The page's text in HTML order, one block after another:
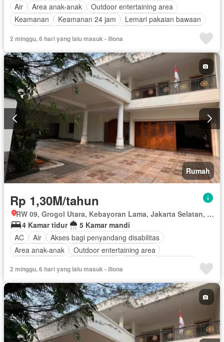
Air
Area anak-anak
Outdoor entertaining area
Keamanan
Keamanan 24 jam
Lemari pakaian bawaan
Televisi
Garasi
Teras Halaman
2 minggu, 6 hari yang lalu masuk - illona
Rumah
Rp 1,30M/tahun
RW 09, Grogol Utara, Kebayoran Lama, Jakarta Selatan, Daerah Khusus Ibukota Jakarta
4 Kamar tidur
5 Kamar mandi
AC
Air
Akses bagi penyandang disabilitas
Area anak-anak
Outdoor entertaining area
Keamanan 24 jam
Lemari pakaian bawaan
Secure parking
Rumah jaga Taman
Tangki air
Garasi
Teras Halaman Sebagian perabotan
2 minggu, 6 hari yang lalu masuk - illona